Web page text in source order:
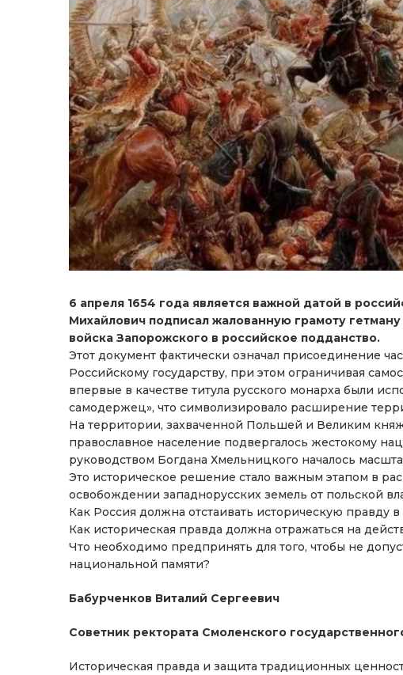
6 апреля 1654 года является важной датой в
Михайлович подписал жалованную грамоту
войска Запорожского в российское подданство.
Этот документ фактически означал присоединение
Российскому государству, при этом ограничивая
впервые в качестве титула русского монарха были
самодержец», что символизировало расширение
На территории, захваченной Польшей и Великим
православное население подвергалось жестокому
руководством Богдана Хмельницкого началось
Это историческое решение стало важным этапом в
освобождении западнорусских земель от польской
Как Россия должна отстаивать историческую правду
Как историческая правда должна отражаться на
Что необходимо предпринять для того, чтобы не
национальной памяти?
Бабурченков Виталий Сергеевич
Советник ректората Смоленского
Историческая правда и защита традиционных